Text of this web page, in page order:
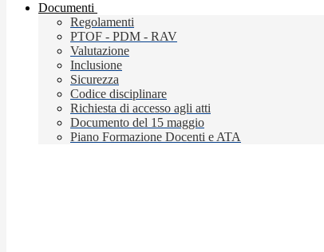
Documenti
Regolamenti
PTOF - PDM - RAV
Valutazione
Inclusione
Sicurezza
Codice disciplinare
Richiesta di accesso agli atti
Documento del 15 maggio
Piano Formazione Docenti e ATA